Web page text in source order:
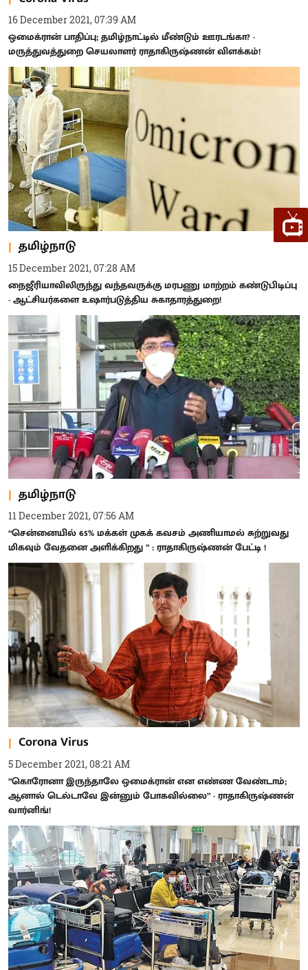
16 December 2021, 07:39 AM
ஒமைக்ரான் பாதிப்பு; தமிழ்நாட்டில் மீண்டும் ஊரடங்கா? -
மருத்துவத்துறை செயலாளர் ராதாகிருஷ்ணன் விளக்கம்!
தமிழ்நாடு
15 December 2021, 07:28 AM
நைஜீரியாவிலிருந்து வந்தவருக்கு மரபணு மாற்றம் கண்டுபிடிப்பு
- ஆட்சியர்களை உஷார்படுத்திய சுகாதாரத்துறை!
தமிழ்நாடு
11 December 2021, 07:56 AM
“சென்னையில் 65% மக்கள் முகக் கவசம் அணியாமல் சுற்றுவது
மிகவும் வேதனை அளிக்கிறது ” : ராதாகிருஷ்ணன் பேட்டி !
Corona Virus
5 December 2021, 08:21 AM
”கொரோனா இருந்தாலே ஒமைக்ரான் என எண்ண வேண்டாம்;
ஆனால் டெல்டாவே இன்னும் போகவில்லை” - ராதாகிருஷ்ணன்
வார்னிங்!